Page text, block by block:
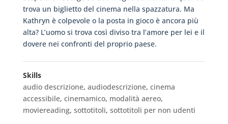
trova un biglietto del cinema nella spazzatura. Ma
Kathryn è colpevole o la posta in gioco è ancora più
alta? L’uomo si trova così diviso tra l’amore per lei e il
dovere nei confronti del proprio paese.
Skills
audio descrizione, audiodescrizione, cinema
accessibile, cinemamico, modalità aereo,
moviereading, sottotitoli, sottotitoli per non udenti